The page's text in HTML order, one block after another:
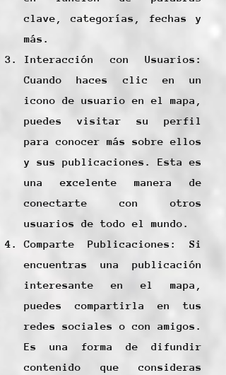
clave, categorías, fechas y
más.
Interacción con Usuarios:
Cuando haces clic en un
icono de usuario en el mapa,
puedes visitar su perfil
para conocer más sobre ellos
y sus publicaciones. Esta es
una excelente manera de
conectarte con otros
usuarios de todo el mundo.
Comparte Publicaciones: Si
encuentras una publicación
interesante en el mapa,
puedes compartirla en tus
redes sociales o con amigos.
Es una forma de difundir
contenido que consideras